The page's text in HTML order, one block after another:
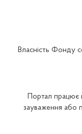
Закарпатське
Запорізьке
Власність Фонду
Портал працює
зауваження або